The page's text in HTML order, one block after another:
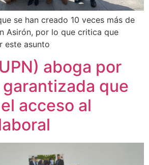
se han creado 10 veces más de
Asirón, por lo que critica que
este asunto
aboga por
que
acceso al